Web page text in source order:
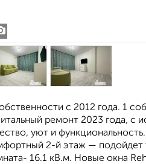
с 2012 года. 1
ремонт 2023 года, с
уют и функционaльнocть.
2-й этаж — подойдет
16.1 кВ.м. Новые окна